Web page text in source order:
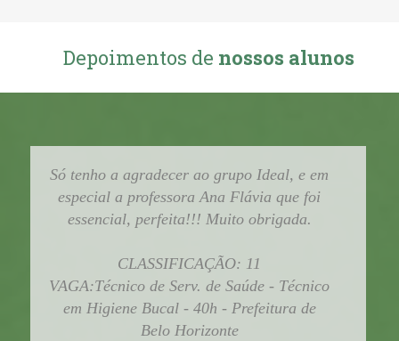
Depoimentos de nossos alunos
Só tenho a agradecer ao grupo Ideal, e em
especial a professora Ana Flávia que foi
essencial, perfeita!!! Muito obrigada.
CLASSIFICAÇÃO: 11
VAGA:Técnico de Serv. de Saúde - Técnico
em Higiene Bucal - 40h - Prefeitura de
Belo Horizonte